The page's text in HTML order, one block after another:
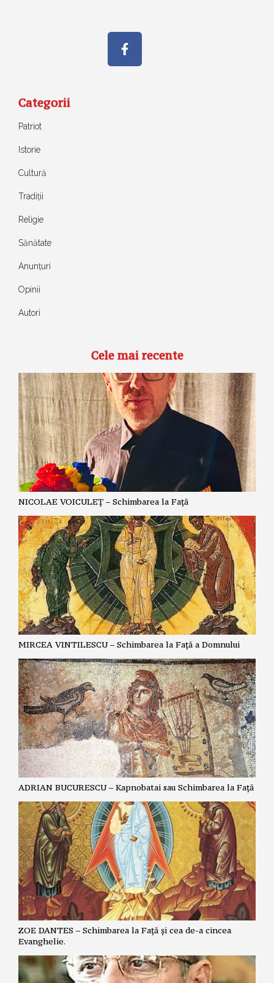
Categorii
Patriot
Istorie
Cultură
Tradiții
Religie
Sănătate
Anunțuri
Opinii
Autori
Cele mai recente
NICOLAE VOICULEȚ – Schimbarea la Față
MIRCEA VINTILESCU – Schimbarea la Față a Domnului
ADRIAN BUCURESCU – Kapnobatai sau Schimbarea la Față
ZOE DANTES – Schimbarea la Față și cea de-a cincea
Evanghelie.